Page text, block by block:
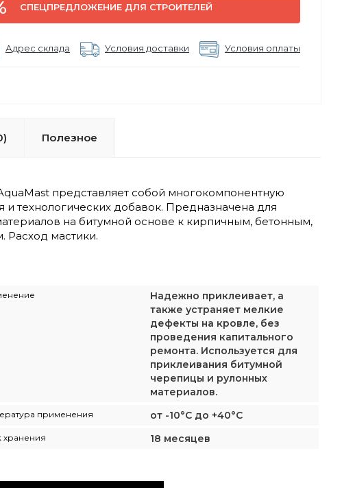
СПЕЦПРЕДЛОЖЕНИЕ ДЛЯ СТРОИТЕЛЕЙ
Адрес склада Условия доставки Условия оплаты
Полезное
представляет собой многокомпонентную
технологических добавок. Предназначена для
на битумной основе к кирпичным, бетонным,
Расход мастики.
Надежно приклеивает, а
также устраняет мелкие
дефекты на кровле, без
проведения капитального
ремонта. Используется для
приклеивания битумной
черепицы и рулонных
материалов.
применения от -10°С до +40°С
хранения 18 месяцев